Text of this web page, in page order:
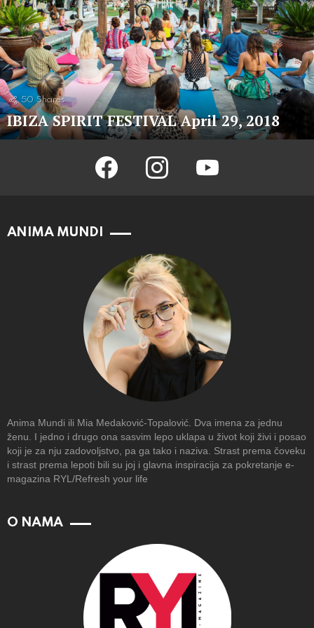
50 Shares
IBIZA SPIRIT FESTIVAL April 29, 2018
facebook instagram youtube
ANIMA MUNDI
Anima Mundi ili Mia Medaković-Topalović. Dva imena za jednu
ženu. I jedno i drugo ona sasvim lepo uklapa u život koji živi i posao
koji je za nju zadovoljstvo, pa ga tako i naziva. Strast prema čoveku
i strast prema lepoti bili su joj i glavna inspiracija za pokretanje e-
magazina RYL/Refresh your life
O NAMA